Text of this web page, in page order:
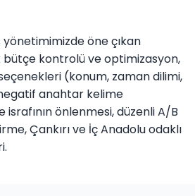
yönetimimizde öne çıkan
bütçe kontrolü ve optimizasyon,
(konum, zaman dilimi,
anahtar kelime
önlenmesi, düzenli A/B
Çankırı ve İç Anadolu odaklı